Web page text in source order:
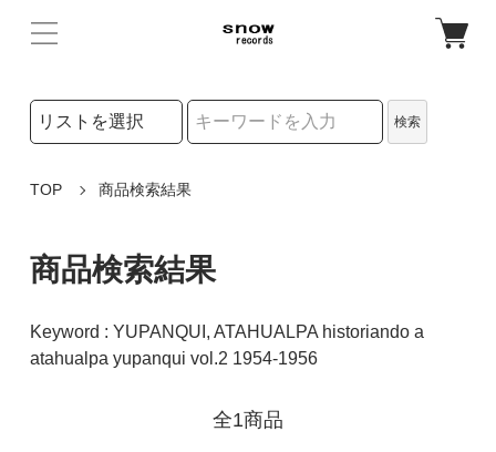
検索リストの選択
検索
TOP 商品検索結果
商品検索結果
Keyword : YUPANQUI, ATAHUALPA historiando a
atahualpa yupanqui vol.2 1954-1956
全1商品